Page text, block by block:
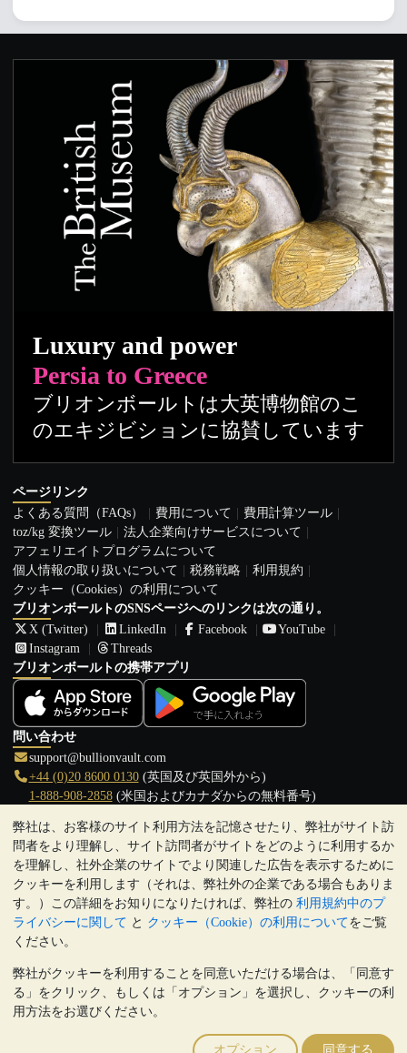
弊社は、お客様のサイト利用方法を記憶させたり、弊社がサイト訪
問者をより理解し、サイト訪問者がサイトをどのように利用するか
を理解し、社外企業のサイトでより関連した広告を表示するために
クッキーを利用します（それは、弊社外の企業である場合もありま
す。）この詳細をお知りになりたければ、弊社の 利用規約中のプ
ライバシーに関して と クッキー（Cookie）の利用についてをご覧
ください。
弊社がクッキーを利用することを同意いただける場合は、「同意す
る」をクリック、もしくは「オプション」を選択し、クッキーの利
用方法をお選びください。
オプション 同意する
Luxury and power
Persia to Greece
ブリオンボールトは大英博物館のこ
のエキジビションに協賛しています
ページリンク
よくある質問（FAQs）
費用について
費用計算ツール
toz/kg 変換ツール
法人企業向けサービスについて
アフェリエイトプログラムについて
個人情報の取り扱いについて
税務戦略
利用規約
クッキー（Cookies）の利用について
ブリオンボールトのSNSページへのリンクは次の通り。
X (Twitter)
LinkedIn Facebook
YouTube
Instagram
Threads
ブリオンボールトの携帯アプリ
問い合わせ
support@bullionvault.com
+44 (0)20 8600 0130(英国及び英国外から)
1-888-908-2858(米国およびカナダからの無料番号)
クリックして通話を開始
営業時間:
9:00～20:30 (英国), 月曜日から金曜日
17:00～2:30（日本時間）, 月曜日から金曜日
Galmarley Ltd T/A BullionVault
3 Shortlands (7th Floor)
London
W6 8DA
United Kingdom
貴金属の価値は下落することもあれば上昇することもありま